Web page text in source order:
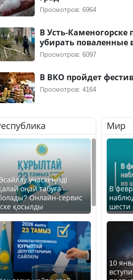
Просмотров: 6964
В Усть-
убирать поваленные
Просмотров: 6097
В ВКО пройдет
Просмотров: 4164
учаскеңізді
оңай табуға
Онлайн-сервис
қосылды
Мир
В
шести
10